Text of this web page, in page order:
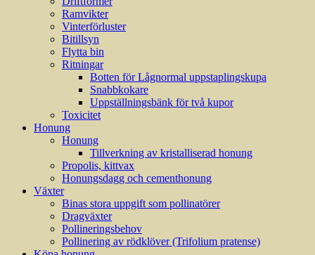
Ramvikter
Vinterförluster
Bitillsyn
Flytta bin
Ritningar
Botten för Lågnormal uppstaplingskupa
Snabbkokare
Uppställningsbänk för två kupor
Toxicitet
Honung
Honung
Tillverkning av kristalliserad honung
Propolis, kittvax
Honungsdagg och cementhonung
Växter
Binas stora uppgift som pollinatörer
Dragväxter
Pollineringsbehov
Pollinering av rödklöver (Trifolium pratense)